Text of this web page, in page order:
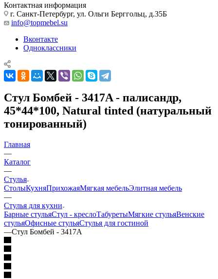
Контактная информация
г. Санкт-Петербург, ул. Ольги Берггольц, д.35Б
info@topmebel.su
Вконтакте
Одноклассники
Стул Бомбей - 3417A - палисандр,
45*44*100, Natural tinted (натуральный
тонированный)
Главная
—
Каталог
—
Стулья
СтолыКухняПрихожаяМягкая мебельЭлитная мебель
—
Стулья для кухни
Барные стульяСтул - креслоТабуретыМягкие стульяВенские
стульяОфисные стульяСтулья для гостиной
—Стул Бомбей - 3417A